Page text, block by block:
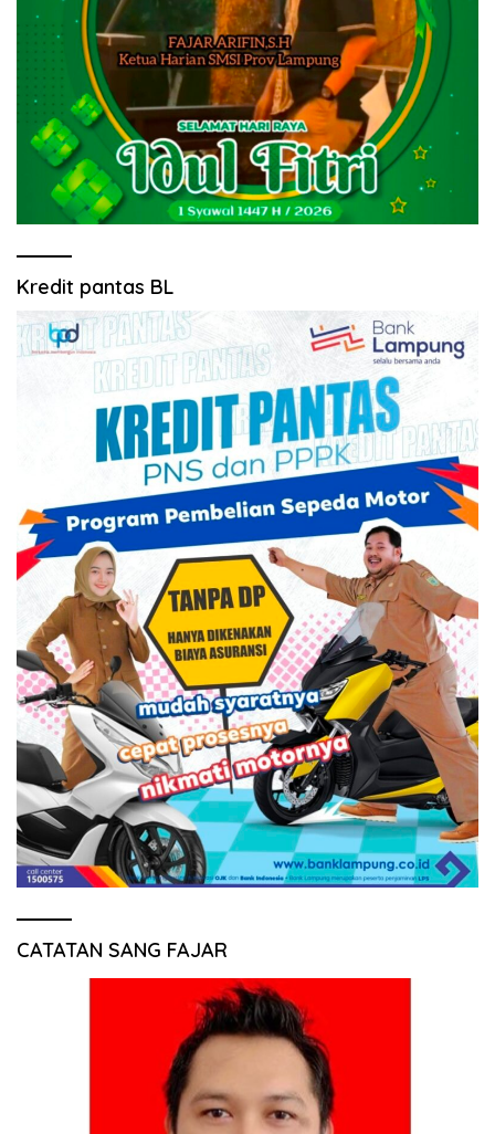
Kredit pantas BL
CATATAN SANG FAJAR